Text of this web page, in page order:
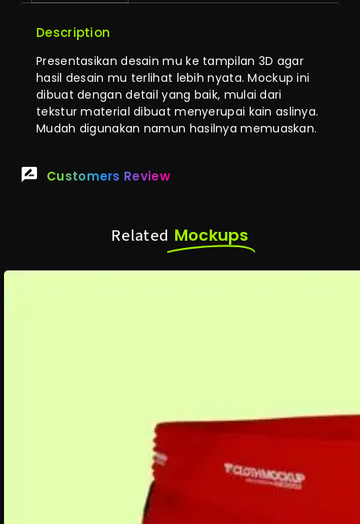
Description
Presentasikan desain mu ke tampilan 3D agar
hasil desain mu terlihat lebih nyata. Mockup ini
dibuat dengan detail yang baik, mulai dari
tekstur material dibuat menyerupai kain aslinya.
Mudah digunakan namun hasilnya memuaskan.
Customers Review
Related Mockups